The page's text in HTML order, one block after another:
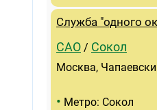
Служба "одного
САО / Сокол
Москва,
• Метро: Сокол